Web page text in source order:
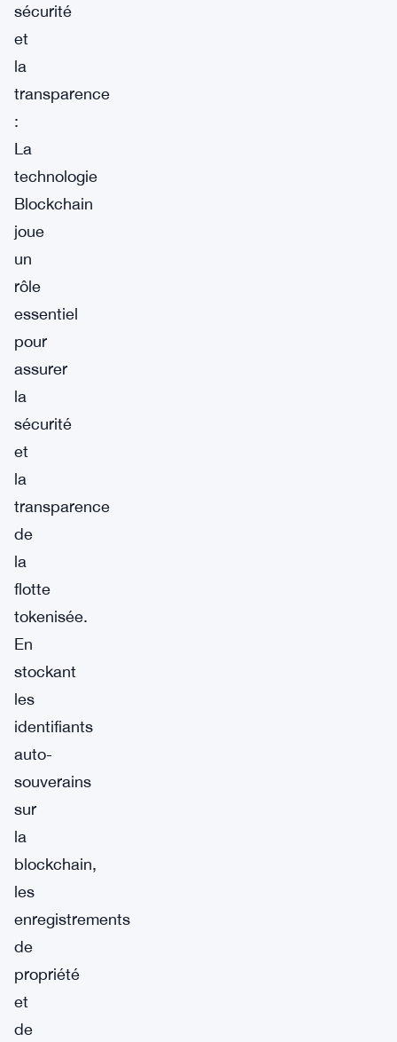
sécurité
et
la
transparence
:
La
technologie
Blockchain
joue
un
rôle
essentiel
pour
assurer
la
sécurité
et
la
transparence
de
la
flotte
tokenisée.
En
stockant
les
identifiants
auto-
souverains
sur
la
blockchain,
les
enregistrements
de
propriété
et
de